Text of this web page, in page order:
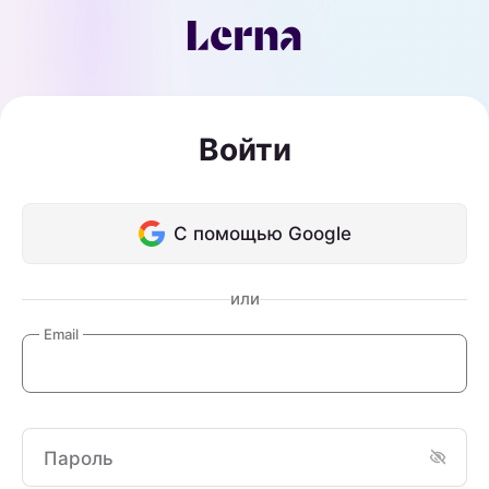
Войти
С помощью Google
или
Email
Пароль